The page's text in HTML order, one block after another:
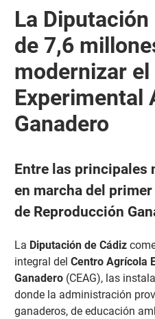
La
de 7,6
modernizar el
Experimental
Ganadero
Entre las principales
en marcha del
de Reproducción
La Diputación de Cádiz
integral del Centro Agrícola
Ganadero(CEAG), las
donde la administración
ganaderos, de educación